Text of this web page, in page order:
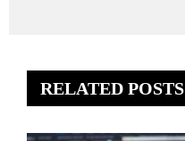
RELATED POSTS